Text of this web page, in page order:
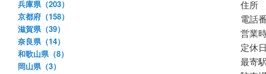
住所
電話
営業
定休
最寄
兵庫県（203）
京都府（158）
滋賀県（39）
奈良県（14）
和歌山県（8）
岡山県（3）